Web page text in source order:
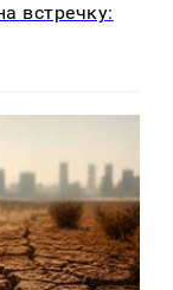
встречку: